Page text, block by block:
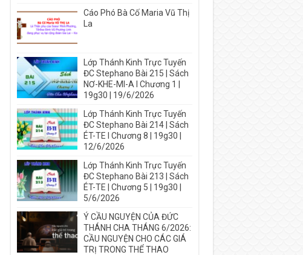
Cáo Phó Bà Cố Maria Vũ Thị
La
Lớp Thánh Kinh Trực Tuyến
ĐC Stephano Bài 215 | Sách
NƠ-KHE-MI-A I Chương 1 |
19g30 | 19/6/2026
Lớp Thánh Kinh Trực Tuyến
ĐC Stephano Bài 214 | Sách
ÉT-TE I Chương 8 | 19g30 |
12/6/2026
Lớp Thánh Kinh Trực Tuyến
ĐC Stephano Bài 213 | Sách
ÉT-TE | Chương 5 | 19g30 |
5/6/2026
Ý CẦU NGUYỆN CỦA ĐỨC
THÁNH CHA THÁNG 6/2026:
CẦU NGUYỆN CHO CÁC GIÁ
TRỊ TRONG THỂ THAO